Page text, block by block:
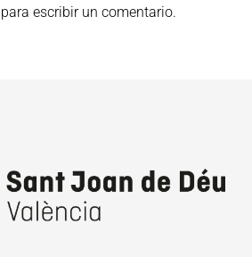
para escribir un comentario.